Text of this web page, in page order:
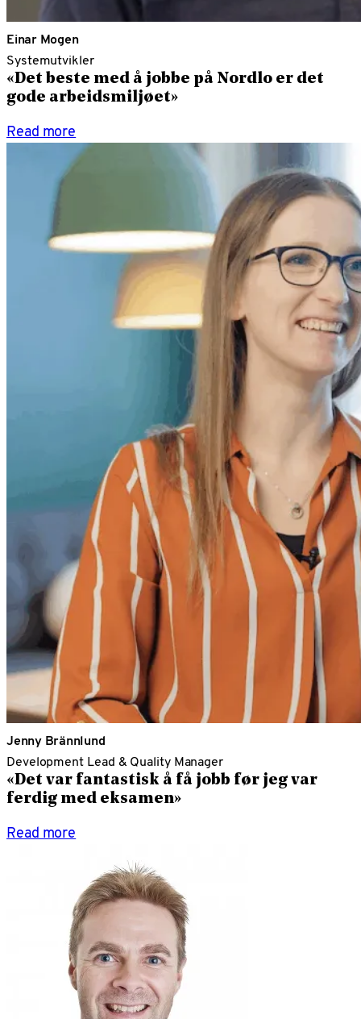
Einar Mogen
Systemutvikler
«Det beste med å jobbe på Nordlo er det
gode arbeidsmiljøet»
Read more
Jenny Brännlund
Development Lead & Quality Manager
«Det var fantastisk å få jobb før jeg var
ferdig med eksamen»
Read more